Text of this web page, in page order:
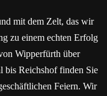
mit dem Zelt, das wir
zu einem echten Erfolg
Wipperfürth über
bis Reichshof finden Sie
Feiern. Wir